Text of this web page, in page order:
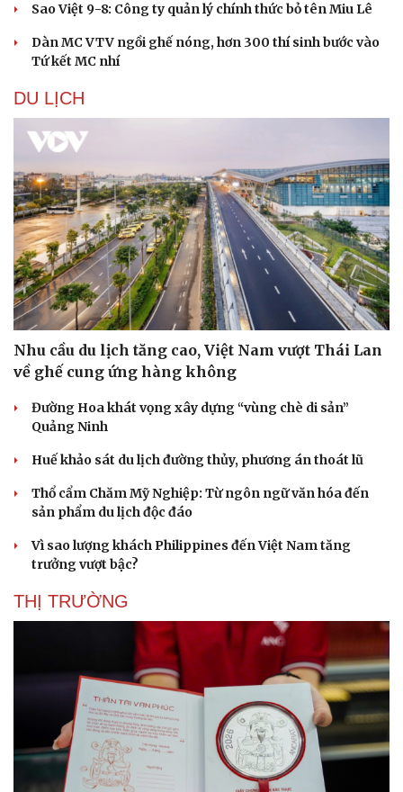
Văn hóa
Sân khấu - Điện ảnh
Văn học
Âm nhạc
Di sản
Giải trí
Nghệ sĩ
Thời trang
Sao Việt
Sao Việt 9-8: Công ty quản lý chính thức bỏ tên Miu Lê
Dàn MC VTV ngồi ghế nóng, hơn 300 thí sinh bước vào
Tứ kết MC nhí
DU LỊCH
Nhu cầu du lịch tăng cao, Việt Nam vượt Thái Lan
về ghế cung ứng hàng không
Đường Hoa khát vọng xây dựng “vùng chè di sản”
Quảng Ninh
Huế khảo sát du lịch đường thủy, phương án thoát lũ
Thổ cẩm Chăm Mỹ Nghiệp: Từ ngôn ngữ văn hóa đến
sản phẩm du lịch độc đáo
Vì sao lượng khách Philippines đến Việt Nam tăng
trưởng vượt bậc?
THỊ TRƯỜNG